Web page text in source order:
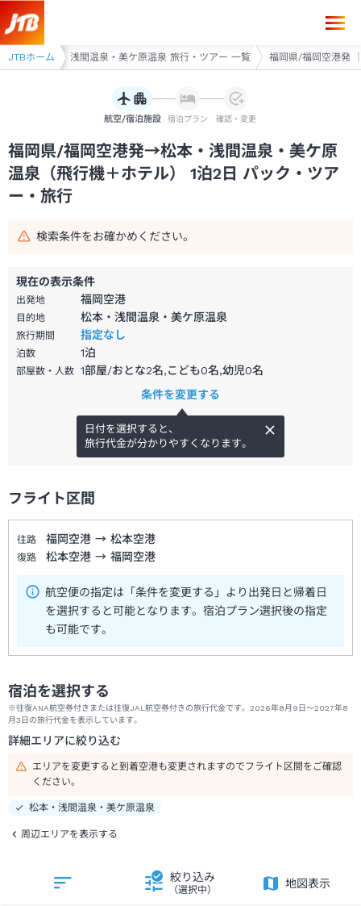
JTBホーム
アー 松本・浅間温泉・美ケ原温泉 旅行・ツアー 一覧 福岡県/福岡空港発
航空/宿泊施設 宿泊プラン 確認・変更
福岡県/福岡空港発→松本・浅間温泉・美ケ原
温泉（飛行機＋ホテル） 1泊2日 パック・ツア
ー・旅行
検索条件をお確かめください。
現在の表示条件
出発地 福岡空港
目的地 松本・浅間温泉・美ケ原温泉
旅行期間 指定なし
泊数 1泊
部屋数・人数 1部屋/おとな2名,こども0名,幼児0名
条件を変更する
日付を選択すると、
旅行代金が分かりやすくなります。
フライト区間
往路 福岡空港 → 松本空港
復路 松本空港 → 福岡空港
航空便の指定は「条件を変更する」より出発日と帰着日
を選択すると可能となります。宿泊プラン選択後の指定
も可能です。
宿泊を選択する
※往復ANA航空券付きまたは往復JAL航空券付きの旅行代金です。2026年8月9日～2027年8
月3日の旅行代金を表示しています。
詳細エリアに絞り込む
エリアを変更すると到着空港も変更されますのでフライト区間をご確認
ください。
松本・浅間温泉・美ケ原温泉
周辺エリアを表示する
絞り込み
（選択中）
地図表示